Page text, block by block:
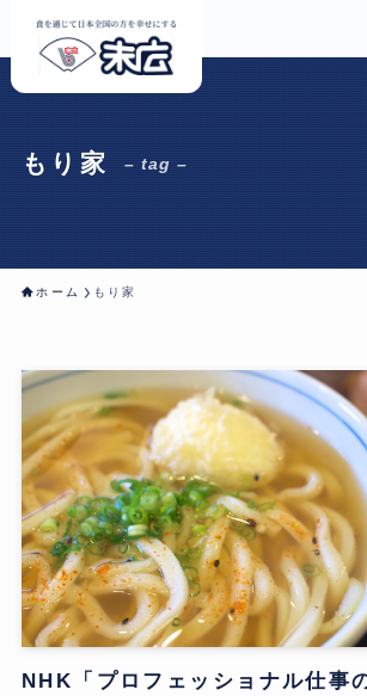
もり家 – tag –
ホーム もり家
NHK「プロフェッショナル仕事